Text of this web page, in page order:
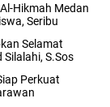
Hikmah Medan
Seribu
Selamat
Silalahi, S.Sos
Perkuat